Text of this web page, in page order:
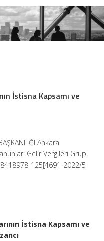
İstisna Kapsamı ve
Ankara
Gelir Vergileri Grup
125[4691-2022/5-
İstisna Kapsamı ve